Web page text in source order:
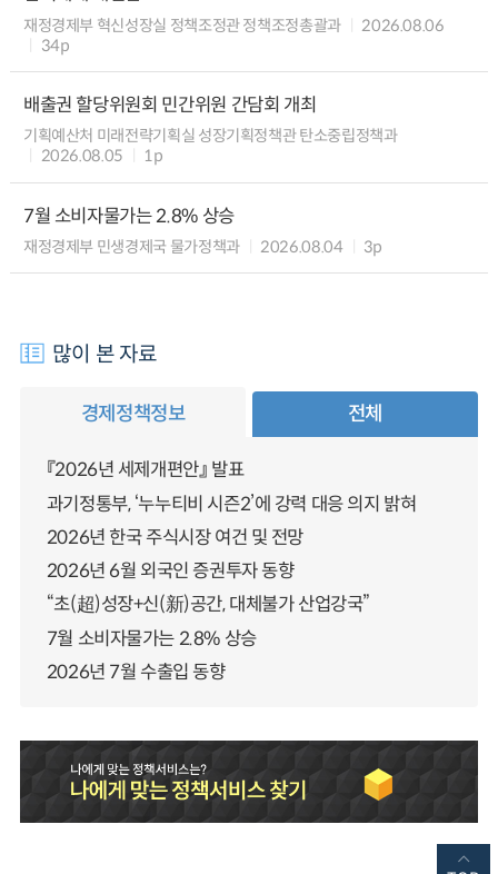
재정경제부 혁신성장실 정책조정관 정책조정총괄과
2026.08.06
34p
배출권 할당위원회 민간위원 간담회 개최
기획예산처 미래전략기획실 성장기획정책관 탄소중립정책과
2026.08.05
1p
7월 소비자물가는 2.8% 상승
재정경제부 민생경제국 물가정책과 2026.08.04 3p
많이 본 자료
경제정책정보 전체
『2026년 세제개편안』 발표
과기정통부, ‘누누티비 시즌2’에 강력 대응 의지 밝혀
2026년 한국 주식시장 여건 및 전망
2026년 6월 외국인 증권투자 동향
“초(超)성장+신(新)공간, 대체불가 산업강국”
7월 소비자물가는 2.8% 상승
2026년 7월 수출입 동향